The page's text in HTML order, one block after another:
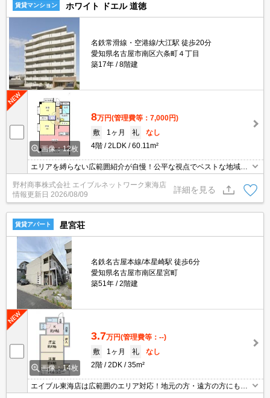
賃貸マンション ホワイト ドエル 道徳
名鉄常滑線・空港線/大江駅 徒歩20分
愛知県名古屋市南区六条町４丁目
築17年
8階建
画像：12枚
8万円(管理費等：7,000円)
敷
1ヶ月 礼
なし
4階
2LDK 60.11m²
エリアを縛らない広範囲紹介が自慢！公平な視点でベストな地域を
野村商事株式会社 エイブルネットワーク東海店
情報更新日 2026/08/09
詳細を見る
賃貸アパート 星宮荘
名鉄名古屋本線/本星崎駅 徒歩6分
愛知県名古屋市南区星宮町
築51年
2階建
画像：14枚
3.7万円(管理費等：--)
敷
1ヶ月 礼
なし
2階
2DK 35m²
エイブル東海店は広範囲のエリア対応！地元の方・遠方の方にも公